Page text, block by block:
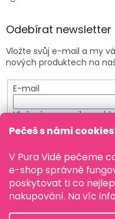
Pečeš s námi
V Pura Vidě pečeme
e-shop správně
poskytovat ti co
nakupování. Na víc
Odebírat newsletter
Vložte svůj e-mail a my
nových produktech na
E-mail
Vložením e-mailu
osobních údajů
PŘIHLÁSIT SE